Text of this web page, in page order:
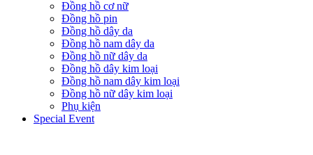
Đồng hồ cơ nữ
Đồng hồ pin
Đồng hồ dây da
Đồng hồ nam dây da
Đồng hồ nữ dây da
Đồng hồ dây kim loại
Đồng hồ nam dây kim loại
Đồng hồ nữ dây kim loại
Phụ kiện
Special Event